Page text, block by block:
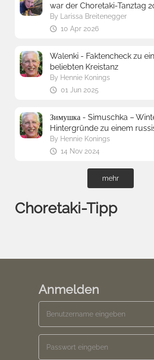
war der Choretaki-Tanztag
By
Larissa Breitenegger
10 Apr 2026
Walenki - Faktencheck zu
beliebten Kreistanz
By Hennie Konings
01 Jun 2025
Зимушка - Simuschka –
Hintergründe zu einem
By Hennie Konings
14 Nov 2024
mehr
Choretaki-Tipp
Anmelden